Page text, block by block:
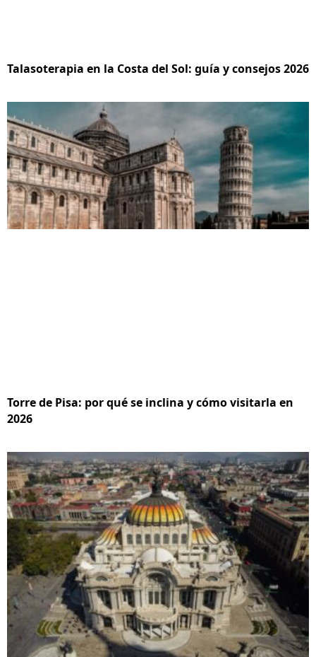
Talasoterapia en la Costa del Sol: guía y consejos 2026
Torre de Pisa: por qué se inclina y cómo visitarla en
2026